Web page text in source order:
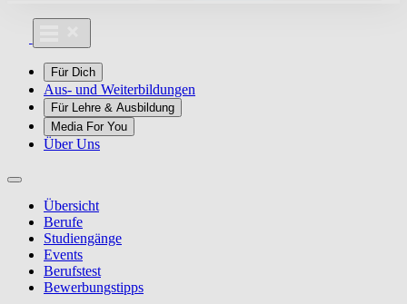
Für Dich
Aus- und Weiterbildungen
Für Lehre & Ausbildung
Media For You
Über Uns
Übersicht
Berufe
Studiengänge
Events
Berufstest
Bewerbungstipps